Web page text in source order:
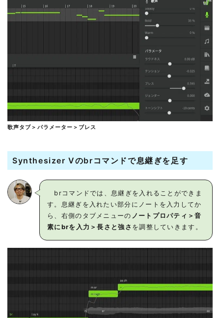
歌声タブ＞パラメーター＞ブレス
Synthesizer Vのbrコマンドで息継ぎを足す
brコマンドでは、息継ぎを入れることができま
す。息継ぎを入れたい部分にノートを入力してか
ら、右側のタブメニューの ノートプロパティ＞音
素にbrを入力＞長さと強さ を調整していきます。